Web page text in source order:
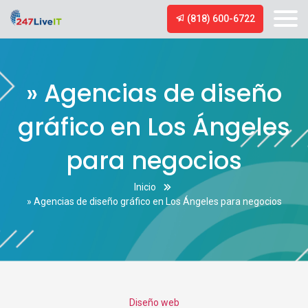
(818) 600-6722
» Agencias de diseño
gráfico en Los Ángeles
para negocios
Inicio
» Agencias de diseño gráfico en Los Ángeles para negocios
Categories
Diseño web